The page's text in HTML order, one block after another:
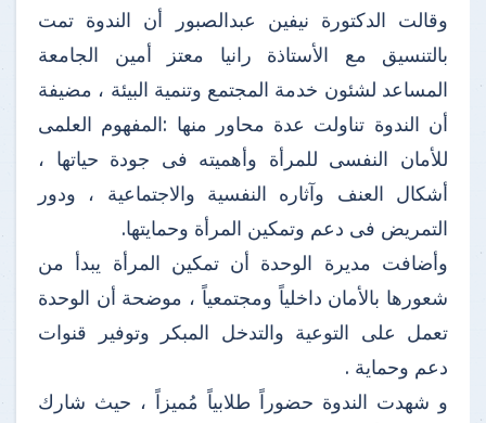
وقالت الدكتورة نيفين عبدالصبور أن الندوة تمت
بالتنسيق مع الأستاذة رانيا معتز أمين الجامعة
المساعد لشئون خدمة المجتمع وتنمية البيئة ، مضيفة
أن الندوة تناولت عدة محاور منها :المفهوم العلمى
للأمان النفسى للمرأة وأهميته فى جودة حياتها ،
أشكال العنف وآثاره النفسية والاجتماعية ، ودور
التمريض فى دعم وتمكين المرأة وحمايتها.
وأضافت مديرة الوحدة أن تمكين المرأة يبدأ من
شعورها بالأمان داخلياً ومجتمعياً ، موضحة أن الوحدة
تعمل على التوعية والتدخل المبكر وتوفير قنوات
دعم وحماية .
و شهدت الندوة حضوراً طلابياً مُميزاً ، حيث شارك